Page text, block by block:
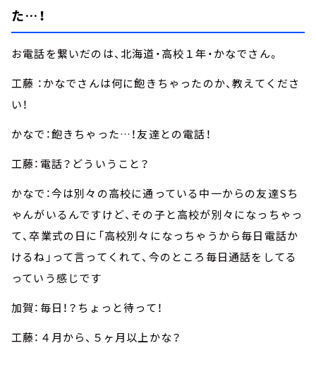
た…！
お電話を繋いだのは、北海道・高校１年・かなでさん。
工藤 ：かなでさんは何に飽きちゃったのか、教えてくださ
い！
かなで：飽きちゃった…！友達との電話！
工藤：電話？どういうこと？
かなで：今は別々の高校に通っている中一からの友達Sち
ゃんがいるんですけど、その子と高校が別々になっちゃっ
て、卒業式の日に「高校別々になっちゃうから毎日電話か
けるね」って言ってくれて、今のところ毎日通話をしてる
っていう感じです
加賀：毎日！？ちょっと待って！
工藤：４月から、５ヶ月以上かな？